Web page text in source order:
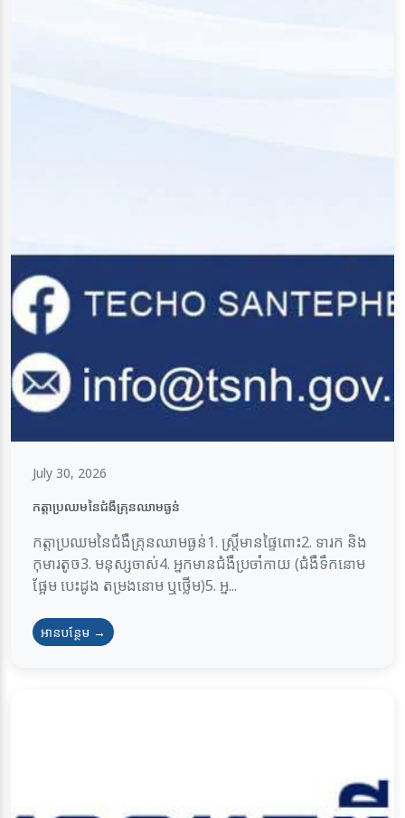
July 30, 2026
កត្តាប្រឈមនៃជំងឺគ្រុនឈាមធ្ងន់
កត្តាប្រឈមនៃជំងឺគ្រុនឈាមធ្ងន់1. ស្ត្រីមានផ្ទៃពោះ2. ទារក និង
កុមារតូច3. មនុស្សចាស់4. អ្នកមានជំងឺប្រចាំកាយ (ជំងឺទឹកនោម
ផ្អែម បេះដូង តម្រងនោម ឬថ្លើម)5. អ្ន...
អានបន្ថែម →